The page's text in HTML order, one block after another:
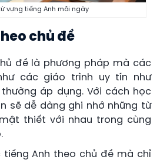
vựng tiếng Anh mỗi ngày
chủ đề
đề là phương pháp mà các
các giáo trình uy tín như
áp dụng. Với cách học
sẽ dễ dàng ghi nhớ những từ
thiết với nhau trong cùng
tiếng Anh theo chủ đề mà chỉ